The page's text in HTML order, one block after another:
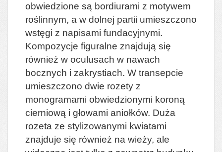
obwiedzione są bordiurami z motywem
roślinnym, a w dolnej partii umieszczono
wstęgi z napisami fundacyjnymi.
Kompozycje figuralne znajdują się
również w oculusach w nawach
bocznych i zakrystiach. W transepcie
umieszczono dwie rozety z
monogramami obwiedzionymi koroną
cierniową i głowami aniołków. Duża
rozeta ze stylizowanymi kwiatami
znajduje się również na wieży, ale